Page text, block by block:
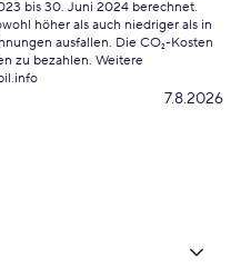
bis 30. Juni 2024 berechnet.
höher als auch niedriger als in
ausfallen. Die CO₂-Kosten
zu bezahlen. Weitere
7.8.2026